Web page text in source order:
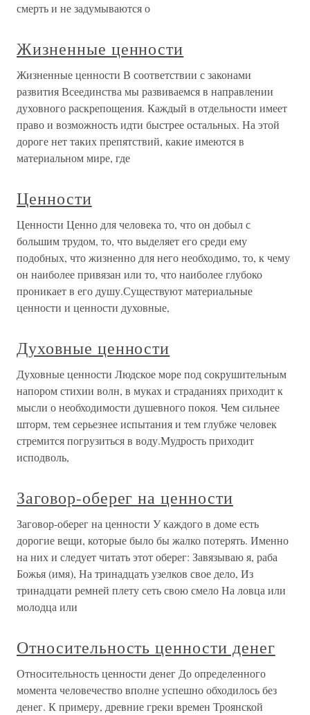
смерть и не задумываются о
Жизненные ценности
Жизненные ценности В соответствии с законами
развития Всеединства мы развиваемся в направлении
духовного раскрепощения. Каждый в отдельности имеет
право и возможность идти быстрее остальных. На этой
дороге нет таких препятствий, какие имеются в
материальном мире, где
Ценности
Ценности Ценно для человека то, что он добыл с
большим трудом, то, что выделяет его среди ему
подобных, что жизненно для него необходимо, то, к чему
он наиболее привязан или то, что наиболее глубоко
проникает в его душу.Существуют материальные
ценности и ценности духовные,
Духовные ценности
Духовные ценности Людское море под сокрушительным
напором стихии волн, в муках и страданиях приходит к
мысли о необходимости душевного покоя. Чем сильнее
шторм, тем серьезнее испытания и тем глубже человек
стремится погрузиться в воду.Мудрость приходит
исподволь,
Заговор-оберег на ценности
Заговор-оберег на ценности У каждого в доме есть
дорогие вещи, которые было бы жалко потерять. Именно
на них и следует читать этот оберег: Завязываю я, раба
Божья (имя), На тринадцать узелков свое дело, Из
тринадцати ремней плету сеть свою смело На ловца или
молодца или
Относительность ценности денег
Относительность ценности денег До определенного
момента человечество вполне успешно обходилось без
денег. К примеру, древние греки времен Троянской